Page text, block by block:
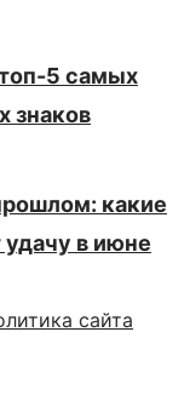
5 самых
знаков
какие
в июне
сайта